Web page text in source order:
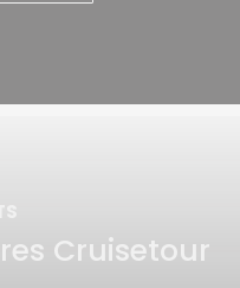
Cruisetour